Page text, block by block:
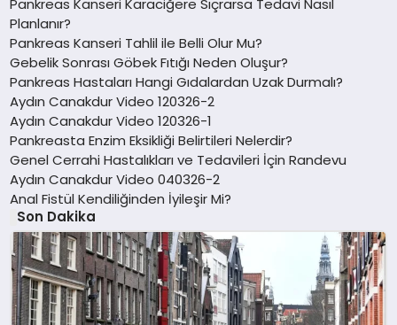
Planlanır?
Pankreas Kanseri Tahlil ile Belli Olur Mu?
Gebelik Sonrası Göbek Fıtığı Neden Oluşur?
Pankreas Hastaları Hangi Gıdalardan Uzak Durmalı?
Aydın Canakdur Video 120326-2
Aydın Canakdur Video 120326-1
Pankreasta Enzim Eksikliği Belirtileri Nelerdir?
Genel Cerrahi Hastalıkları ve Tedavileri İçin Randevu
Aydın Canakdur Video 040326-2
Anal Fistül Kendiliğinden İyileşir Mi?
Son Dakika